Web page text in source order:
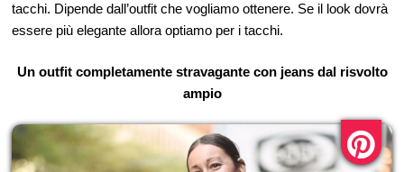
tacchi. Dipende dall’outfit che vogliamo ottenere. Se il look dovrà
essere più elegante allora optiamo per i tacchi.
Un outfit completamente stravagante con jeans dal risvolto
ampio